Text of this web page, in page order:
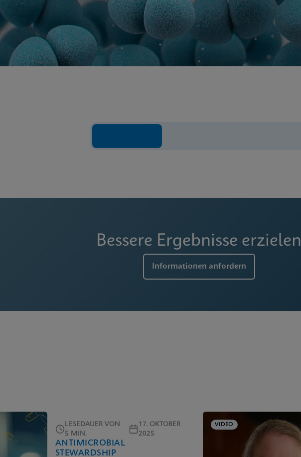
Bessere Ergebnisse erzielen
Informationen anfordern
LESEDAUER VON
5 MIN.
17. OKTOBER
2025
ANTIMICROBIAL
STEWARDSHIP
VIDEO